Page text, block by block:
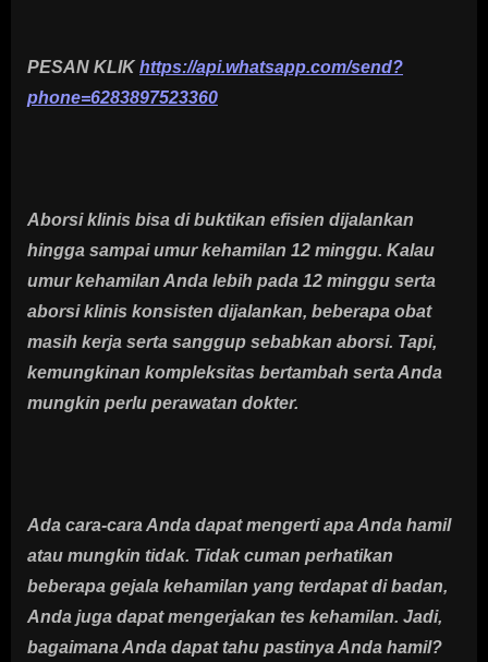
PESAN KLIK https://api.whatsapp.com/send?
phone=6283897523360
Aborsi klinis bisa di buktikan efisien dijalankan
hingga sampai umur kehamilan 12 minggu. Kalau
umur kehamilan Anda lebih pada 12 minggu serta
aborsi klinis konsisten dijalankan, beberapa obat
masih kerja serta sanggup sebabkan aborsi. Tapi,
kemungkinan kompleksitas bertambah serta Anda
mungkin perlu perawatan dokter.
Ada cara-cara Anda dapat mengerti apa Anda hamil
atau mungkin tidak. Tidak cuman perhatikan
beberapa gejala kehamilan yang terdapat di badan,
Anda juga dapat mengerjakan tes kehamilan. Jadi,
bagaimana Anda dapat tahu pastinya Anda hamil?